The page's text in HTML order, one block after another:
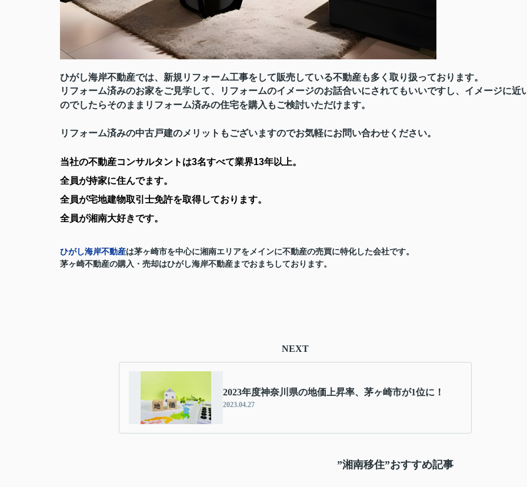
ひがし海岸不動産では、新規リフォーム工事をして販売している不動産も多く取り扱っております。
リフォーム済みのお家をご見学して、リフォームのイメージのお話合いにされてもいいですし、イメージに近
のでしたらそのままリフォーム済みの住宅を購入もご検討いただけます。
リフォーム済みの中古戸建のメリットもございますのでお気軽にお問い合わせください。
当社の不動産コンサルタントは3名すべて業界13年以上。
全員が持家に住んでます。
全員が宅地建物取引士免許を取得しております。
全員が湘南大好きです。
ひがし海岸不動産は茅ヶ崎市を中心に湘南エリアをメインに不動産の売買に特化した会社です。
茅ヶ崎不動産の購入・売却はひがし海岸不動産までおまちしております。
NEXT
2023年度神奈川県の地価上昇率、茅ヶ崎市が1位に！
2023.04.27
”湘南移住”おすすめ記事